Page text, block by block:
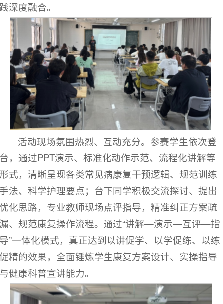
践深度融合。
活动现场氛围热烈、互动充分。参赛学生依次登
台，通过PPT演示、标准化动作示范、流程化讲解等
形式，清晰呈现各类常见病康复干预逻辑、规范训练
手法、科学护理要点；台下同学积极交流探讨、提出
优化思路，专业教师现场点评指导，精准纠正方案疏
漏、规范康复操作流程。通过“讲解—演示—互评—指
导”一体化模式，真正达到以讲促学、以学促练、以练
促精的效果，全面锤炼学生康复方案设计、实操指导
与健康科普宣讲能力。